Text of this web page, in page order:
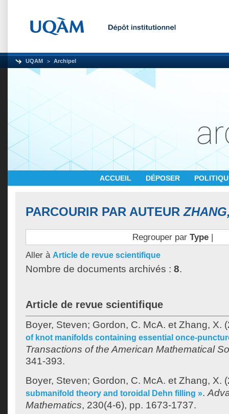
UQAM Archipel
ACCUEIL DÉPOSER
PARCOURIR PAR AUTEUR
Regrouper par Type|
Aller à Article de revue scientifique
Nombre de documents archivés : 8.
Article de revue scientifique
Boyer, Steven; Gordon, C. McA. et Zhang, X.
of knot manifolds containing essential once-
Transactions of the American Mathematical
341-393.
Boyer, Steven; Gordon, C. McA. et Zhang, X.
submanifold theory and toroidal Dehn filling ».
Mathematics, 230(4-6), pp. 1673-1737.